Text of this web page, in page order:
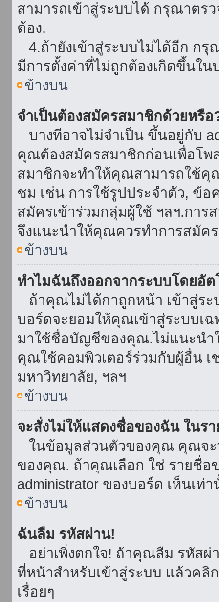
สามารถเข้าสู่ระบบได้ กรุณาตร
ต้อง.
4.ถ้ายังเข้าสู่ระบบไม่ได้อีก กรุ
มีการตั้งค่าที่ไม่ถูกต้องเกิดขึ้นใน
ข้างบน
จำเป็นต้องสมัครสมาชิกด้วยหรือ
บางทีอาจไม่จำเป็น ขึ้นอยู่กับ
คุณต้องสมัครสมาชิกก่อนเพื่อโพ
สมาชิกจะทำให้คุณสามารถใช้คุ
ชม เช่น การใช้รูปประจำตัว, ข้อ
สมัครเข้าร่วมกลุ่มผู้ใช้ ฯลฯ.การ
จึงแนะนำให้คุณควรทำการสมัค
ข้างบน
ทำไมฉันถึงออกจากระบบโดยอั
ถ้าคุณไม่ได้กาถูกหน้า เข้าสู่ร
บอร์ดจะยอมให้คุณเข้าสู่ระบบเ
มาใช้ชื่อบัญชีของคุณ.ไม่แนะนำ
คุณใช้คอมพิวเตอร์ร่วมกับผู้อื่น เ
มหาวิทยาลัย, ฯลฯ
ข้างบน
จะสั่งไม่ให้แสดงชื่อของฉัน ในร
ในข้อมูลส่วนตัวของคุณ คุณจะ
ของคุณ. ถ้าคุณเลือก ใช่ รายชื่
administrator ของบอร์ด เห็นเ
ข้างบน
ฉันลืม รหัสผ่าน!
อย่าเพิ่งตกใจ! ถ้าคุณลืม รหัสผ่
ที่หน้าสำหรับเข้าสู่ระบบ แล้วค
เรื่อยๆ